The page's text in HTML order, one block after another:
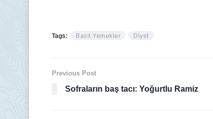
Tags: Basit Yemekler Diyet
Previous Post
Sofraların baş tacı: Yoğurtlu Ramiz